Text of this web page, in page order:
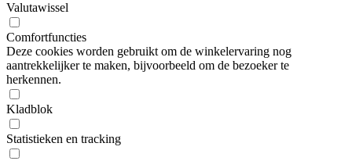
Valutawissel
Comfortfuncties
Deze cookies worden gebruikt om de winkelervaring nog
aantrekkelijker te maken, bijvoorbeeld om de bezoeker te
herkennen.
Kladblok
Statistieken en tracking